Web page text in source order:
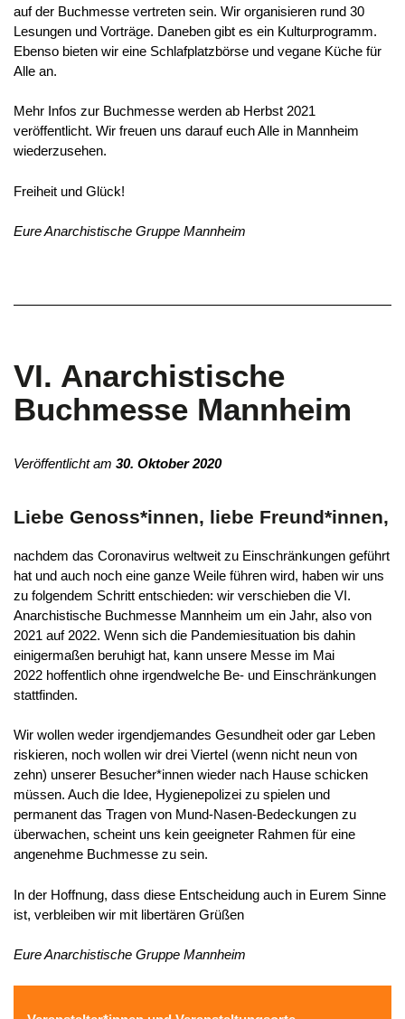
auf der Buchmesse vertreten sein. Wir organisieren rund 30
Lesungen und Vorträge. Daneben gibt es ein Kulturprogramm.
Ebenso bieten wir eine Schlafplatzbörse und vegane Küche für
Alle an.
Mehr Infos zur Buchmesse werden ab Herbst 2021
veröffentlicht. Wir freuen uns darauf euch Alle in Mannheim
wiederzusehen.
Freiheit und Glück!
Eure Anarchistische Gruppe Mannheim
VI. Anarchistische
Buchmesse Mannheim
Veröffentlicht am 30. Oktober 2020
Liebe Genoss*innen, liebe Freund*innen,
nachdem das Coronavirus weltweit zu Einschränkungen geführt
hat und auch noch eine ganze Weile führen wird, haben wir uns
zu folgendem Schritt entschieden: wir verschieben die VI.
Anarchistische Buchmesse Mannheim um ein Jahr, also von
2021 auf 2022. Wenn sich die Pandemiesituation bis dahin
einigermaßen beruhigt hat, kann unsere Messe im Mai
2022 hoffentlich ohne irgendwelche Be- und Einschränkungen
stattfinden.
Wir wollen weder irgendjemandes Gesundheit oder gar Leben
riskieren, noch wollen wir drei Viertel (wenn nicht neun von
zehn) unserer Besucher*innen wieder nach Hause schicken
müssen. Auch die Idee, Hygienepolizei zu spielen und
permanent das Tragen von Mund-Nasen-Bedeckungen zu
überwachen, scheint uns kein geeigneter Rahmen für eine
angenehme Buchmesse zu sein.
In der Hoffnung, dass diese Entscheidung auch in Eurem Sinne
ist, verbleiben wir mit libertären Grüßen
Eure Anarchistische Gruppe Mannheim